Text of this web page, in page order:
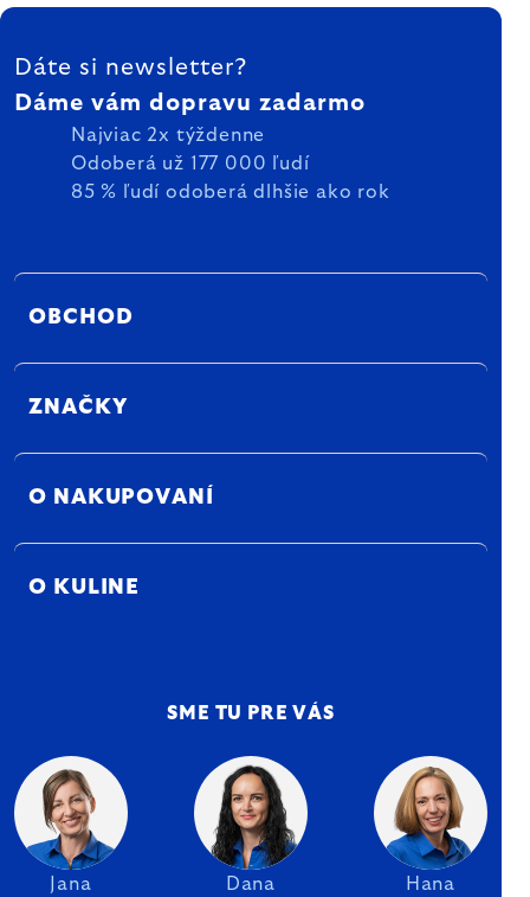
ZÁPÄTIE
Dáte si newsletter?
Dáme vám dopravu zadarmo
Najviac 2x týždenne
Odoberá už 177 000 ľudí
85 % ľudí odoberá dlhšie ako rok
OBCHOD
ZNAČKY
O NAKUPOVANÍ
O KULINE
SME TU PRE VÁS
Jana Dana Hana